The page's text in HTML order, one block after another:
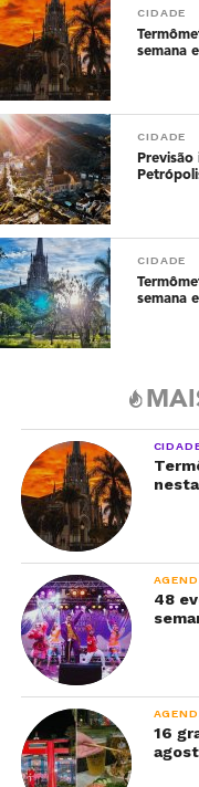
CIDADE
semana
CIDADE
CIDADE
semana
48
16